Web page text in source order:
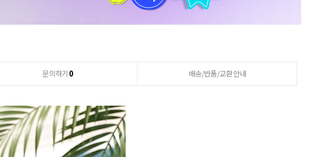
문의하기 0 배송/반품/교환 안내